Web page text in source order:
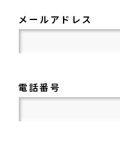
メールアドレス
電話番号